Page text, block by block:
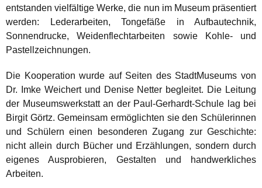
entstanden vielfältige Werke, die nun im Museum präsentiert
werden: Lederarbeiten, Tongefäße in Aufbautechnik,
Sonnendrucke, Weidenflechtarbeiten sowie Kohle- und
Pastellzeichnungen.
Die Kooperation wurde auf Seiten des StadtMuseums von
Dr. Imke Weichert und Denise Netter begleitet. Die Leitung
der Museumswerkstatt an der Paul-Gerhardt-Schule lag bei
Birgit Görtz. Gemeinsam ermöglichten sie den Schülerinnen
und Schülern einen besonderen Zugang zur Geschichte:
nicht allein durch Bücher und Erzählungen, sondern durch
eigenes Ausprobieren, Gestalten und handwerkliches
Arbeiten.